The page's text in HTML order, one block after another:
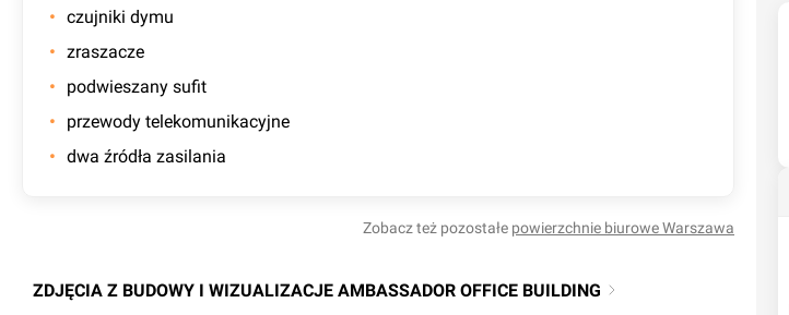
czujniki dymu
zraszacze
podwieszany sufit
przewody telekomunikacyjne
dwa źródła zasilania
Zobacz też pozostałe powierzchnie biuroweWarszawa
ZDJĘCIA Z BUDOWY I WIZUALIZACJE AMBASSADOR OFFICE BUILDING